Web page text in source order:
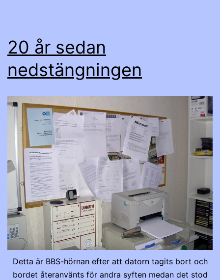
20 år sedan
nedstängningen
Detta är BBS-hörnan efter att datorn tagits bort och
bordet återanvänts för andra syften medan det stod